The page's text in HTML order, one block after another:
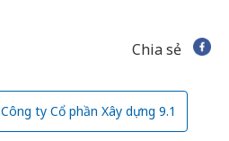
Chia sẻ
Công ty Cổ phần Xây dựng 9.1